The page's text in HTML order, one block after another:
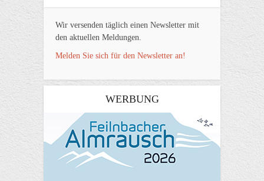
Wir versenden täglich einen Newsletter mit
den aktuellen Meldungen.
Melden Sie sich für den Newsletter an!
WERBUNG